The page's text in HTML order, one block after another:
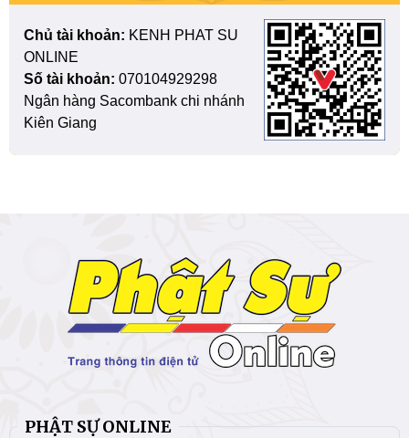
Chủ tài khoản: KENH PHAT SU
ONLINE
Số tài khoản: 070104929298
Ngân hàng Sacombank chi nhánh
Kiên Giang
PHẬT SỰ ONLINE